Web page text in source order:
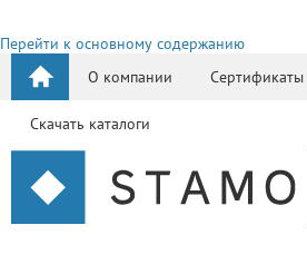
Перейти к основному содержанию
О компании
Сертификаты
Скачать каталоги